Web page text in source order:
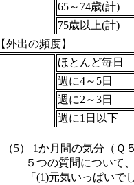
65～74歳(計)
75歳以上(計)
【外出の頻度】
ほとんど毎日
週に4～5日
週に2～3日
週に1日以下
（5） 1か月間の気分（Ｑ５
５つの質問について
「(1)元気いっぱい